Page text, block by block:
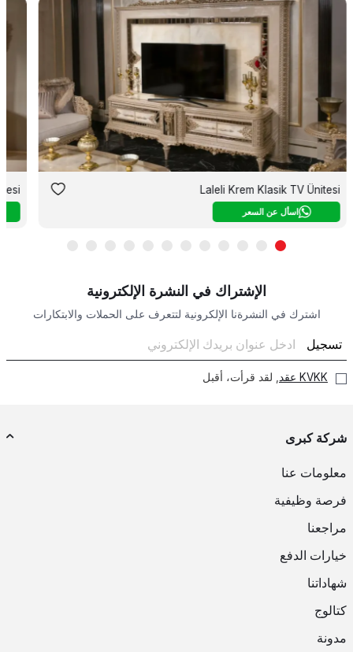
Laleli Krem Klasik TV Ünitesi
اسأل عن السعر
الإشتراك في النشرة الإلكترونية
اشترك في النشرةنا الإلكرونية لتتعرف على الحملات والابتكارات
تسجيل
KVKK عقد , لقد قرأت، أقبل
شركة كبرى
معلومات عنا
فرصة وظيفية
مراجعنا
خيارات الدفع
شهاداتنا
كتالوج
مدونة